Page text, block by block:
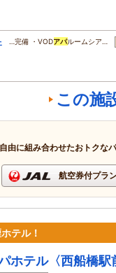
…完備 ・VODアパルームシア…
この施
由に組み合わせたおトクな
航空券付プラ
テル！
ホテル〈西船橋駅